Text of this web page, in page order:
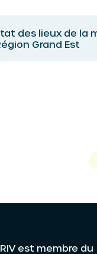
des lieux de la
Grand Est
est membre du